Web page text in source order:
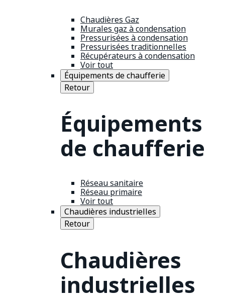
Chaudières Gaz
Murales gaz à condensation
Pressurisées à condensation
Pressurisées traditionnelles
Récupérateurs à condensation
Voir tout
Équipements de chaufferie
Retour
Équipements
de chaufferie
Réseau sanitaire
Réseau primaire
Voir tout
Chaudières industrielles
Retour
Chaudières
industrielles